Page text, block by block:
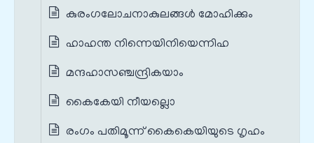
കുരംഗലോചനാകുലങ്ങള്‍ മോഹിക്കും
ഹാഹന്ത നിന്നെയിനിയെന്നിഹ
മന്ദഹാസഞ്ചന്ദ്രികയാം
കൈകേയി നീയല്ലൊ
രംഗം പതിമൂന്ന് കൈകെയിയുടെ ഗൃഹം